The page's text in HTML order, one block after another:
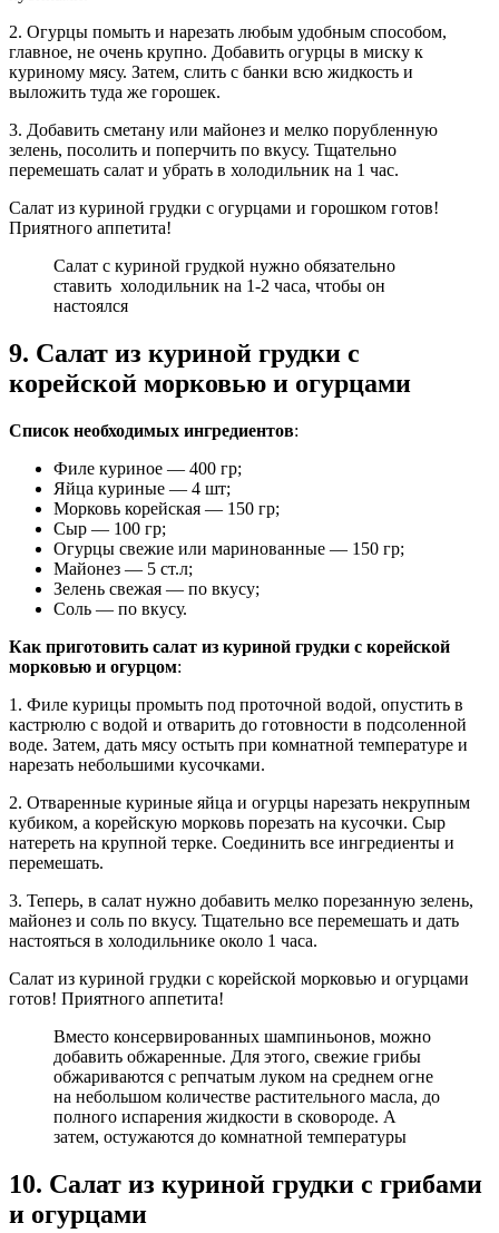
2. Огурцы помыть и нарезать любым удобным способом,
главное, не очень крупно. Добавить огурцы в миску к
куриному мясу. Затем, слить с банки всю жидкость и
выложить туда же горошек.
3. Добавить сметану или майонез и мелко порубленную
зелень, посолить и поперчить по вкусу. Тщательно
перемешать салат и убрать в холодильник на 1 час.
Салат из куриной грудки с огурцами и горошком готов!
Приятного аппетита!
Салат с куриной грудкой нужно обязательно
ставить холодильник на 1-2 часа, чтобы он
настоялся
9. Салат из куриной грудки с
корейской морковью и огурцами
Список необходимых ингредиентов:
Филе куриное — 400 гр;
Яйца куриные — 4 шт;
Морковь корейская — 150 гр;
Сыр — 100 гр;
Огурцы свежие или маринованные — 150 гр;
Майонез — 5 ст.л;
Зелень свежая — по вкусу;
Соль — по вкусу.
Как приготовить салат из куриной грудки с корейской
морковью и огурцом:
1. Филе курицы промыть под проточной водой, опустить в
кастрюлю с водой и отварить до готовности в подсоленной
воде. Затем, дать мясу остыть при комнатной температуре и
нарезать небольшими кусочками.
2. Отваренные куриные яйца и огурцы нарезать некрупным
кубиком, а корейскую морковь порезать на кусочки. Сыр
натереть на крупной терке. Соединить все ингредиенты и
перемешать.
3. Теперь, в салат нужно добавить мелко порезанную зелень,
майонез и соль по вкусу. Тщательно все перемешать и дать
настояться в холодильнике около 1 часа.
Салат из куриной грудки с корейской морковью и огурцами
готов! Приятного аппетита!
Вместо консервированных шампиньонов, можно
добавить обжаренные. Для этого, свежие грибы
обжариваются с репчатым луком на среднем огне
на небольшом количестве растительного масла, до
полного испарения жидкости в сковороде. А
затем, остужаются до комнатной температуры
10. Салат из куриной грудки с грибами
и огурцами